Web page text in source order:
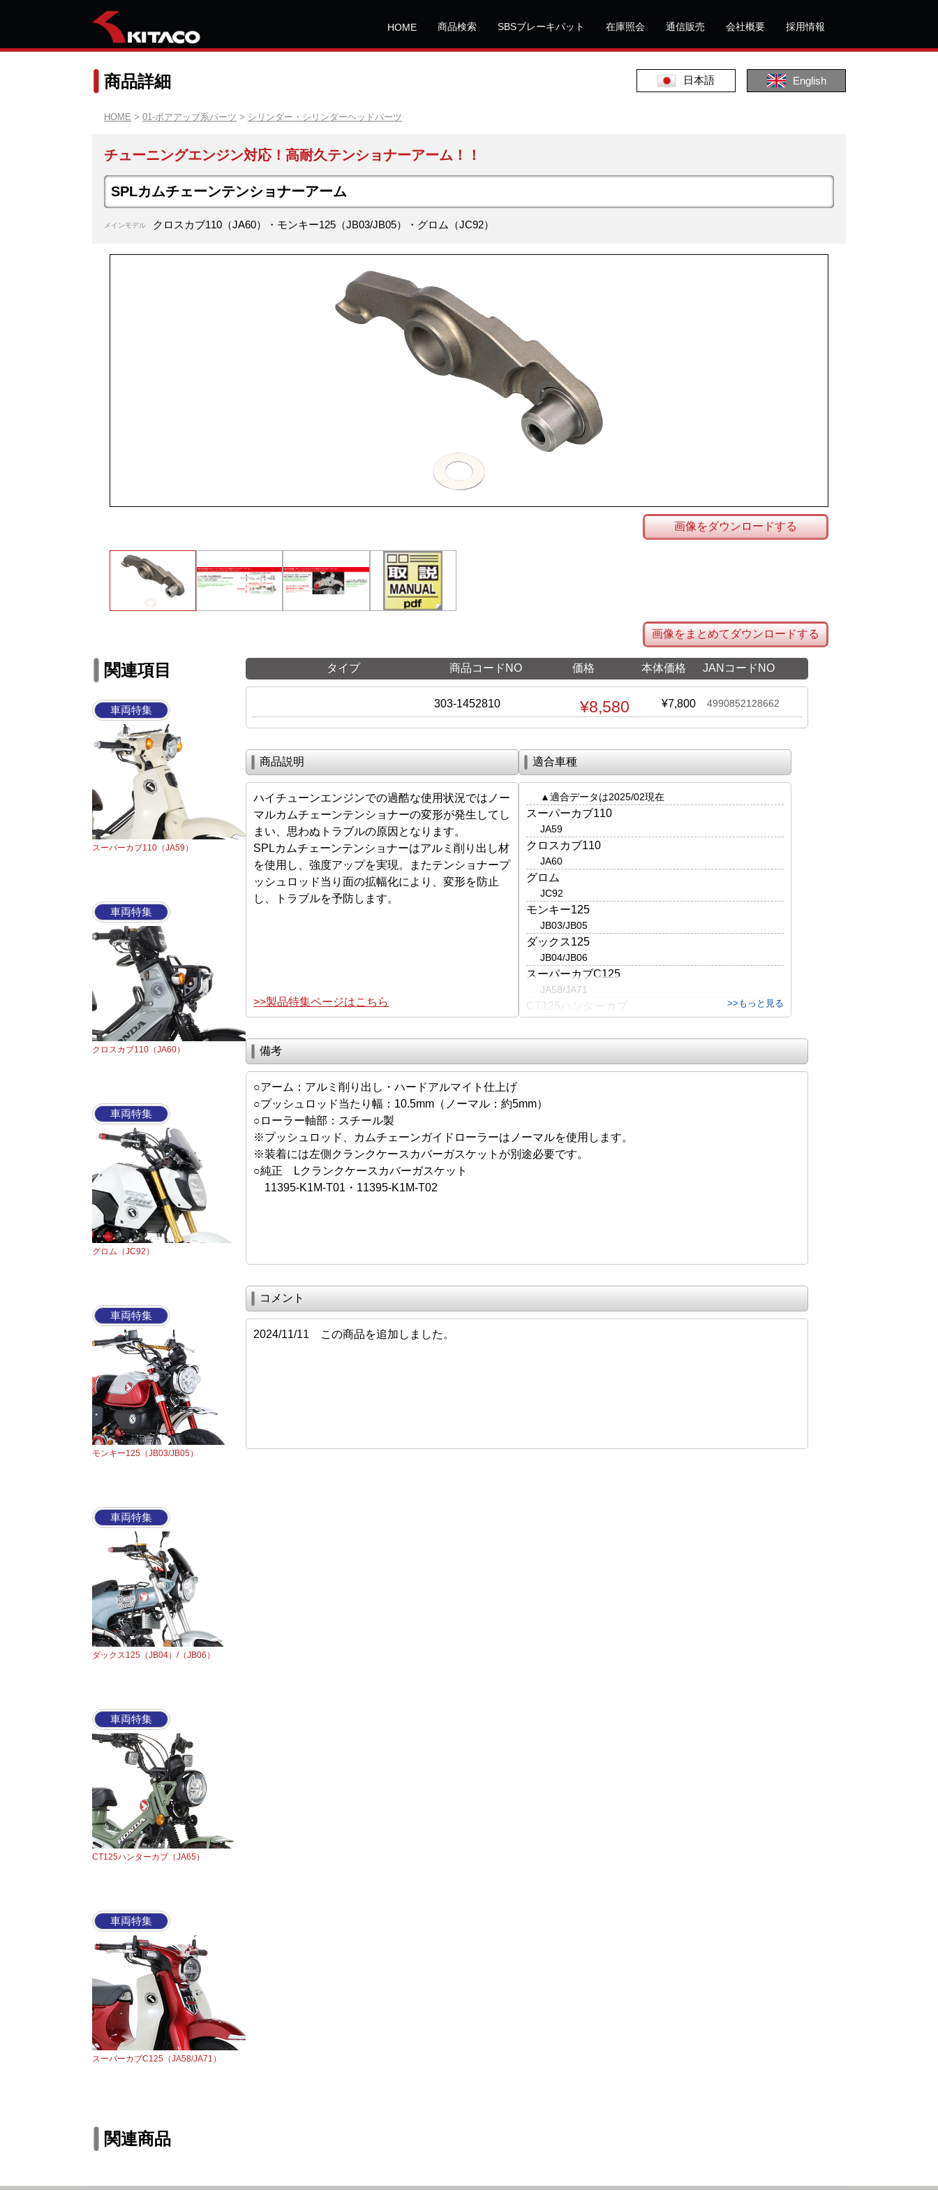
HOME 商品検索 SBSブレーキパット 在庫照会 通信販売 会社概要 採用情報
日本語 English
商品詳細
HOME > 01-ボアアップ系パーツ > シリンダー・シリンダーヘッドパーツ
チューニングエンジン対応！高耐久テンショナーアーム！！
SPLカムチェーンテンショナーアーム
メインモデル クロスカブ110（JA60）・モンキー125（JB03/JB05）・グロム（JC92）
画像をダウンロードする
画像をまとめてダウンロードする
関連項目
車両特集
スーパーカブ110（JA59）
車両特集
クロスカブ110（JA60）
車両特集
グロム（JC92）
車両特集
モンキー125（JB03/JB05）
車両特集
ダックス125（JB04）/（JB06）
車両特集
CT125ハンターカブ（JA65）
車両特集
スーパーカブC125（JA58/JA71）
タイプ 商品コードNO 価格 本体価格 JANコードNO
303-1452810 ¥8,580 ¥7,800 4990852128662
商品説明
ハイチューンエンジンでの過酷な使用状況ではノー
マルカムチェーンテンショナーの変形が発生してし
まい、思わぬトラブルの原因となります。
SPLカムチェーンテンショナーはアルミ削り出し材
を使用し、強度アップを実現。またテンショナープ
ッシュロッド当り面の拡幅化により、変形を防止
し、トラブルを予防します。
>>製品特集ページはこちら
適合車種
▲適合データは2025/02現在
スーパーカブ110
JA59
クロスカブ110
JA60
グロム
JC92
モンキー125
JB03/JB05
ダックス125
JB04/JB06
スーパーカブC125
JA58/JA71
CT125ハンターカブ >>もっと見る
備考
○アーム：アルミ削り出し・ハードアルマイト仕上げ
○プッシュロッド当たり幅：10.5mm（ノーマル：約5mm）
○ローラー軸部：スチール製
※プッシュロッド、カムチェーンガイドローラーはノーマルを使用します。
※装着には左側クランクケースカバーガスケットが別途必要です。
○純正 Lクランクケースカバーガスケット
11395-K1M-T01・11395-K1M-T02
コメント
2024/11/11 この商品を追加しました。
関連商品